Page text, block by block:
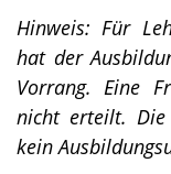
Hinweis: Für
hat der
Vorrang. Eine
nicht erteilt.
kein